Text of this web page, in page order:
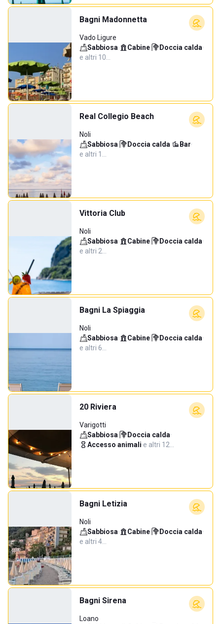
Bagni Madonnetta
Vado Ligure
Sabbiosa· Cabine· Doccia calda·
e altri 10…
Real Collegio Beach
Noli
Sabbiosa· Doccia calda· Bar·
e altri 1…
Vittoria Club
Noli
Sabbiosa· Cabine· Doccia calda·
e altri 2…
Bagni La Spiaggia
Noli
Sabbiosa· Cabine· Doccia calda·
e altri 6…
20 Riviera
Varigotti
Sabbiosa· Doccia calda·
Accesso animali·e altri 12…
Bagni Letizia
Noli
Sabbiosa· Cabine· Doccia calda·
e altri 4…
Bagni Sirena
Loano